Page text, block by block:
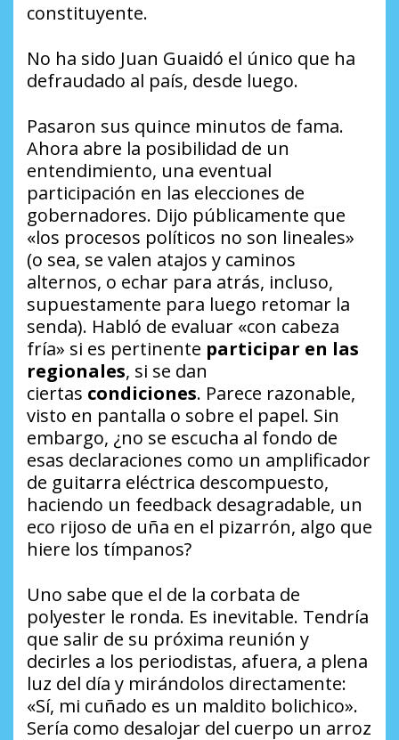
constituyente.
No ha sido Juan Guaidó el único que ha
defraudado al país, desde luego.
Pasaron sus quince minutos de fama.
Ahora abre la posibilidad de un
entendimiento, una eventual
participación en las elecciones de
gobernadores. Dijo públicamente que
«los procesos políticos no son lineales»
(o sea, se valen atajos y caminos
alternos, o echar para atrás, incluso,
supuestamente para luego retomar la
senda). Habló de evaluar «con cabeza
fría» si es pertinente participar en las
regionales, si se dan
ciertas condiciones. Parece razonable,
visto en pantalla o sobre el papel. Sin
embargo, ¿no se escucha al fondo de
esas declaraciones como un amplificador
de guitarra eléctrica descompuesto,
haciendo un feedback desagradable, un
eco rijoso de uña en el pizarrón, algo que
hiere los tímpanos?
Uno sabe que el de la corbata de
polyester le ronda. Es inevitable. Tendría
que salir de su próxima reunión y
decirles a los periodistas, afuera, a plena
luz del día y mirándolos directamente:
«Sí, mi cuñado es un maldito bolichico».
Sería como desalojar del cuerpo un arroz